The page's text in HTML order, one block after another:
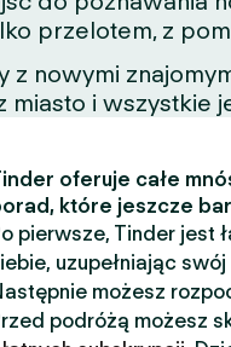
przelotem, z
nowymi
i wszystkie
oferuje całe
które jeszcze
pierwsze, Tinder jest
uzupełniając
możesz
podróżą możesz